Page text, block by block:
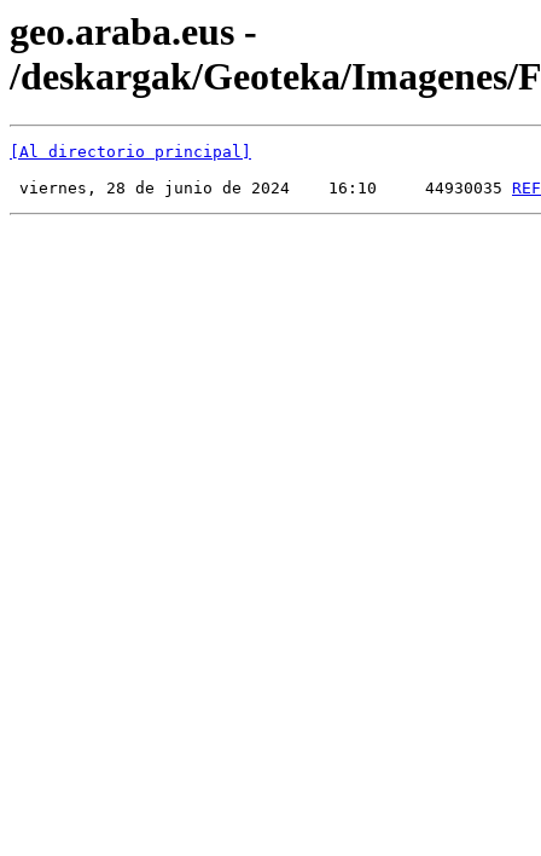
geo.araba.eus -
/deskargak/Geoteka/Imagenes/
[Al directorio principal]
viernes, 28 de junio de 2024    16:10     44930035